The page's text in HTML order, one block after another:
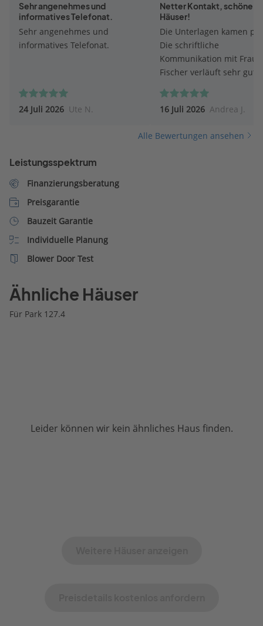
Sehr angenehmes und
informatives Telefonat.
Sehr angenehmes und
informatives Telefonat.
24 Juli 2026 Ute N.
Netter Kontakt, schöne
Häuser!
Die Unterlagen kamen
Die schriftliche
Kommunikation mit Frau
Fischer verläuft sehr gut.
auf Fragen.
16 Juli 2026 Andrea J.
Alle Bewertungen ansehen
Leistungsspektrum
Finanzierungsberatung
Preisgarantie
Bauzeit Garantie
Individuelle Planung
Blower Door Test
Ähnliche Häuser
Für Park 127.4
Leider können wir kein ähnliches Haus finden.